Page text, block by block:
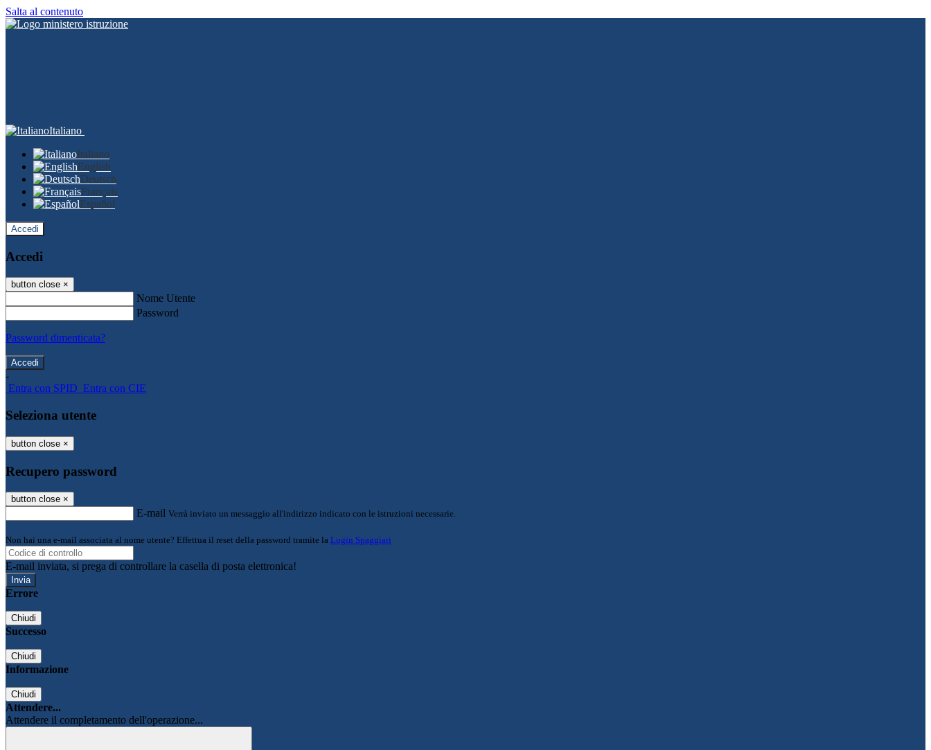
Salta al contenuto
Italiano
Italiano
English
Deutsch
Français
Español
Accedi
Accedi
button close ×
Nome Utente
Password
Password dimenticata?
-
Entra con SPID Entra con CIE
Seleziona utente
button close ×
Recupero password
button close ×
E-mail Verrà inviato un messaggio all'indirizzo indicato con le istruzioni necessarie.
Non hai una e-mail associata al nome utente? Effettua il reset della password tramite la Login Spaggiari
E-mail inviata, si prega di controllare la casella di posta elettronica!
Errore
Chiudi
Successo
Chiudi
Informazione
Chiudi
Attendere...
Attendere il completamento dell'operazione...